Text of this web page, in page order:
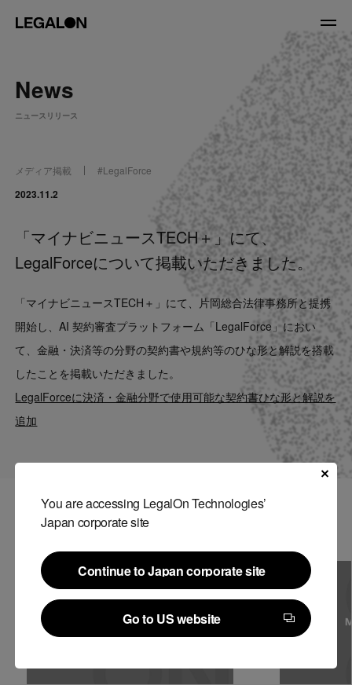
About
役員紹介
Service
News
LegalOn Now
Contact
US website
You are accessing LegalOn Technologies’
Japan corporate site
Continue to Japan corporate site
Continue to Japan corporate site
Go to US website
Go to US website
News
ニュースリリース
メディア掲載 #LegalForce
2023.11.2
「マイナビニュースTECH＋」にて、
LegalForceについて掲載いただきました。
「マイナビニュースTECH＋」にて、片岡総合法律事務所と提携
開始し、AI 契約審査プラットフォーム「LegalForce」におい
て、金融・決済等の分野の契約書や規約等のひな形と解説を搭載
したことを掲載いただきました。
LegalForceに決済・金融分野で使用可能な契約書ひな形と解説を
追加
関連記事